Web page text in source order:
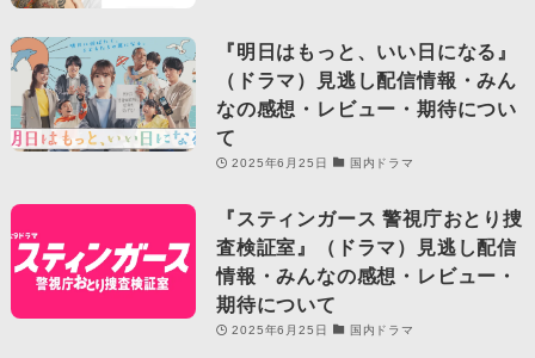
『明日はもっと、いい日になる』
（ドラマ）見逃し配信情報・みん
なの感想・レビュー・期待につい
て
2025年6月25日 国内ドラマ
『スティンガース 警視庁おとり捜
査検証室』（ドラマ）見逃し配信
情報・みんなの感想・レビュー・
期待について
2025年6月25日 国内ドラマ